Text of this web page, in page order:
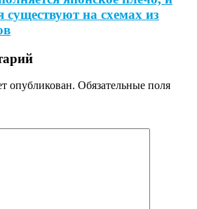
существуют на схемах из
опубликован. Обязательные поля